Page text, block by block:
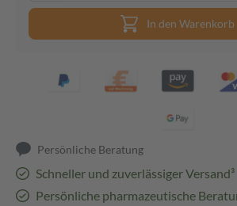
In den Warenkorb
Persönliche Beratung
Schneller und zuverlässiger Versand³
Persönliche pharmazeutische